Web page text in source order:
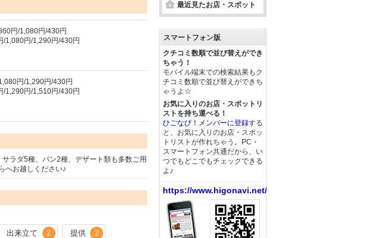
円/1,080円/430円
/1,080円/1,290円/430円
円/1,290円/430円
/1,290円/1,510円/430円
ラダ5種、パン2種、デザート類も多数ご用
へお越しください♪
出来立て 2 提供 2
最近見たお店・スポット
スマートフォン版
クチコミ数順で並び替えができ
ちゃう！
モバイル端末での検索結果もク
チコミ数順で並び替えができち
ゃうよ☆
お気に入りのお店・スポットリ
ストを持ち運べる！
ひごなび！メンバーに登録する
と、お気に入りのお店・スポッ
トリストが作れちゃう。PC・
スマートフォン共通だから、い
つでもどこでもチェックできる
よ♪
https://www.higonavi.net/